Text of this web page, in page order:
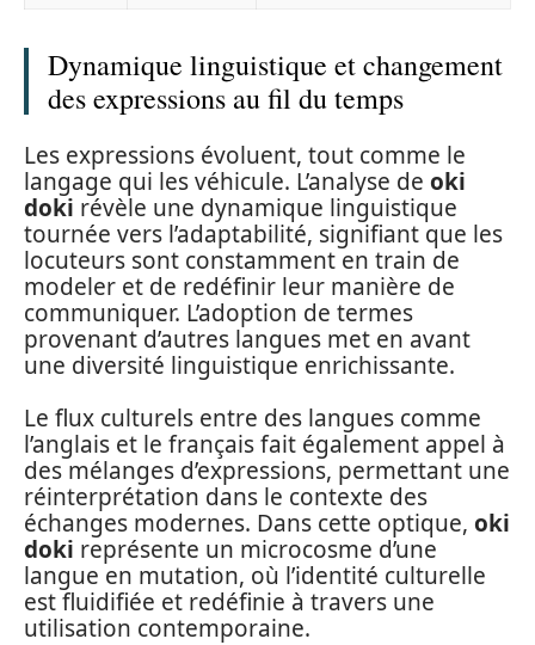
Dynamique linguistique et changement
des expressions au fil du temps
Les expressions évoluent, tout comme le
langage qui les véhicule. L’analyse de oki
doki révèle une dynamique linguistique
tournée vers l’adaptabilité, signifiant que les
locuteurs sont constamment en train de
modeler et de redéfinir leur manière de
communiquer. L’adoption de termes
provenant d’autres langues met en avant
une diversité linguistique enrichissante.
Le flux culturels entre des langues comme
l’anglais et le français fait également appel à
des mélanges d’expressions, permettant une
réinterprétation dans le contexte des
échanges modernes. Dans cette optique, oki
doki représente un microcosme d’une
langue en mutation, où l’identité culturelle
est fluidifiée et redéfinie à travers une
utilisation contemporaine.